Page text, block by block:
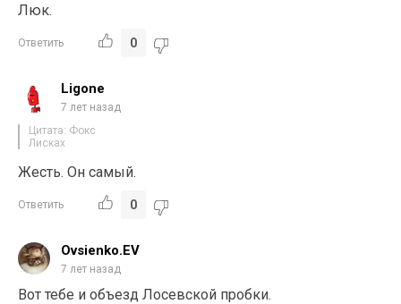
Люк.
Ответить 0
Ligone
7 лет назад
Цитата: Фокс
Лисках
Жесть. Он самый.
Ответить 0
Ovsienko.EV
7 лет назад
Вот тебе и объезд Лосевской пробки.